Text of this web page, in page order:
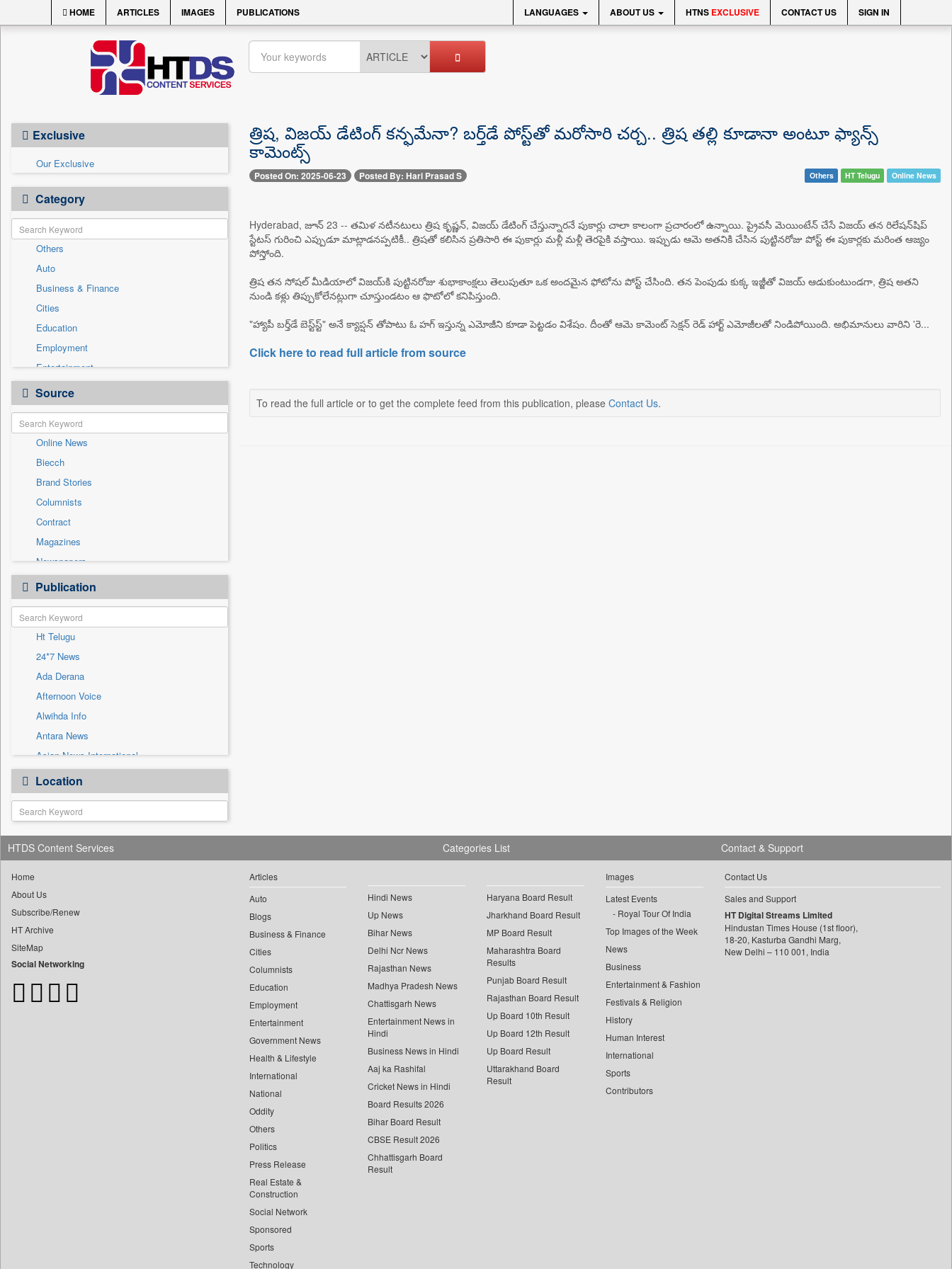
HOME ARTICLES IMAGES PUBLICATIONS LANGUAGES ABOUT US HTNS EXCLUSIVE CONTACT US SIGN IN
Exclusive
Our Exclusive
Category
Others
Auto
Business & Finance
Cities
Education
Employment
Entertainment
General News
Government News
Health & Lifestyle
International
National
Politics
Press Release
Real Estate & Construction
Sports
Technology
Travel
Source
Online News
Biecch
Brand Stories
Columnists
Contract
Magazines
Newspapers
Newswire
Patentwipo
Press Release
Sec
Solicitation
Publication
Ht Telugu
24*7 News
Ada Derana
Afternoon Voice
Alwihda Info
Antara News
Asian News International
Astro Devam
Australian Government News
Autox
Bis Research
Bana Africa Gossips
Bang Gaming
Bang Showbiz
Bang Tech
Bangladesh Business News
Location
త్రిష, విజయ్ డేటింగ్ కన్ఫమేనా? బర్త్‌డే పోస్ట్‌తో మరోసారి చర్చ.. త్రిష తల్లి కూడానా అంటూ ఫ్యాన్స్
కామెంట్స్
Posted On: 2025-06-23 Posted By: Hari Prasad S Others HT Telugu Online News
Hyderabad, జూన్ 23 -- తమిళ నటీనటులు త్రిష కృష్ణన్, విజయ్ డేటింగ్ చేస్తున్నారనే పుకార్లు చాలా కాలంగా ప్రచారంలో ఉన్నాయి. ప్రైవసీ మెయింటేన్ చేసే విజయ్ తన రిలేషన్‌షిప్
స్టేటస్ గురించి ఎప్పుడూ మాట్లాడనప్పటికీ.. త్రిషతో కలిసిన ప్రతిసారి ఈ పుకార్లు మళ్లీ మళ్లీ తెరపైకి వస్తాయి. ఇప్పుడు ఆమె అతనికి చేసిన పుట్టినరోజు పోస్ట్ ఈ పుకార్లకు మరింత ఆజ్యం
పోస్తోంది.
త్రిష తన సోషల్ మీడియాలో విజయ్‌కి పుట్టినరోజు శుభాకాంక్షలు తెలుపుతూ ఒక అందమైన ఫోటోను పోస్ట్ చేసింది. తన పెంపుడు కుక్క ఇజ్జీతో విజయ్ ఆడుకుంటుండగా, త్రిష అతని
నుండి కళ్లు తిప్పుకోలేనట్లుగా చూస్తుండటం ఆ ఫొటోలో కనిపిస్తుంది.
"హ్యాపీ బర్త్‌డే బెస్ట్‌స్ట్" అనే క్యాప్షన్ తోపాటు ఓ హగ్ ఇస్తున్న ఎమోజీని కూడా పెట్టడం విశేషం. దీంతో ఆమె కామెంట్ సెక్షన్ రెడ్ హార్ట్ ఎమోజీలతో నిండిపోయింది. అభిమానులు వారిని 'రె...
Click here to read full article from source
To read the full article or to get the complete feed from this publication, please Contact Us.
HTDS Content Services
Home
About Us
Subscribe/Renew
HT Archive
SiteMap
Social Networking
Categories List
Articles
Auto
Blogs
Business & Finance
Cities
Columnists
Education
Employment
Entertainment
Government News
Health & Lifestyle
International
National
Oddity
Others
Politics
Press Release
Real Estate &
Construction
Social Network
Sponsored
Sports
Technology
Hindi News
Up News
Bihar News
Delhi Ncr News
Rajasthan News
Madhya Pradesh News
Chattisgarh News
Entertainment News in
Hindi
Business News in Hindi
Aaj ka Rashifal
Cricket News in Hindi
Board Results 2026
Bihar Board Result
CBSE Result 2026
Chhattisgarh Board
Result
Haryana Board Result
Jharkhand Board Result
MP Board Result
Maharashtra Board
Results
Punjab Board Result
Rajasthan Board Result
Up Board 10th Result
Up Board 12th Result
Up Board Result
Uttarakhand Board
Result
Images
Latest Events
Royal Tour Of India
Top Images of the Week
News
Business
Entertainment & Fashion
Festivals & Religion
History
Human Interest
International
Sports
Contributors
Contact & Support
Contact Us
Sales and Support
HT Digital Streams Limited
Hindustan Times House (1st floor),
18-20, Kasturba Gandhi Marg,
New Delhi – 110 001, India